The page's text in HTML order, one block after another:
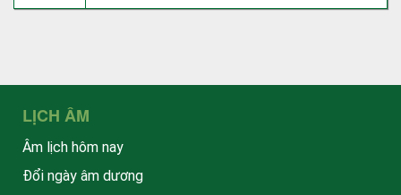
LỊCH ÂM
Âm lịch hôm nay
Đổi ngày âm dương